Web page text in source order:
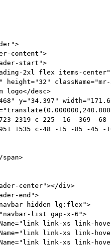
>
content">
start">
2xl flex items-center"
height="32" className=
logo</desc>
y="34.397" width=
2319 c-225 -16 -369 -
1535 c-48 -15 -85 -45
span>
center"></div>
end">
hidden lg:flex">
"navbar-list gap-x-6">
="link link-xs link-
="link link-xs link-
="link link-xs link-